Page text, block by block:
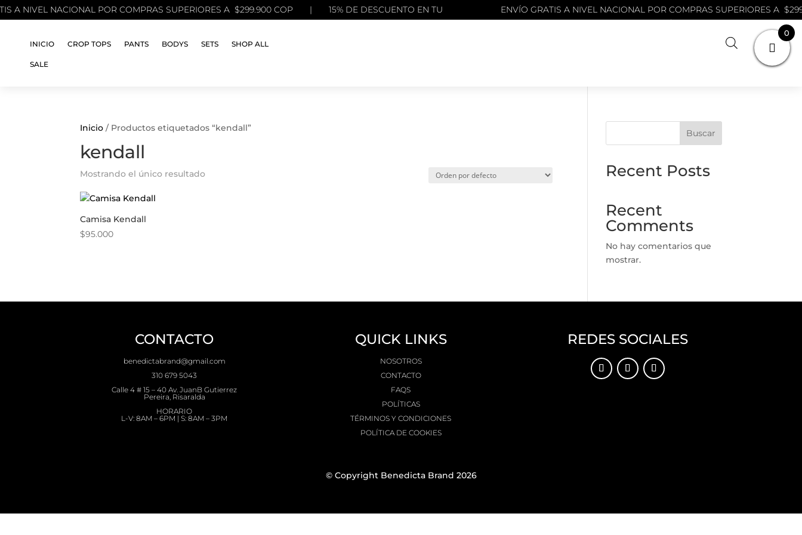
NIVEL NACIONAL POR COMPRAS SUPERIORES A $299.900 COP | 15% DE DESCUENTO EN TU
ENVÍO GRATIS A NIVEL NACIONAL POR COMPRAS SUPERIORES A
NACIONAL POR COMPRAS SUPERIORES A $299.900 COP
INICIO CROP TOPS PANTS BODYS SETS SHOP ALL
SALE
Inicio / Productos etiquetados “kendall”
kendall
Mostrando el único resultado
Camisa Kendall
$95.000
Buscar
Recent Posts
Recent
Comments
No hay comentarios que
mostrar.
CONTACTO
benedictabrand@gmail.com
310 679 5043
Calle 4 # 15 – 40 Av. JuanB Gutierrez
Pereira, Risaralda
HORARIO
L-V: 8AM – 6PM | S: 8AM – 3PM
QUICK LINKS
NOSOTROS
CONTACTO
FAQS
POLÍTICAS
TÉRMINOS Y CONDICIONES
POLÍTICA DE COOKIES
REDES SOCIALES
© Copyright Benedicta Brand 2026
0